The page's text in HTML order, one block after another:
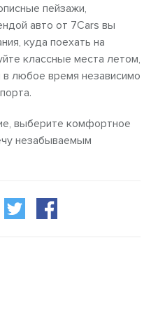
пейзажи,
авто от 7Cars вы
куда поехать на
классные места летом,
в любое время независимо
выберите комфортное
незабываемым